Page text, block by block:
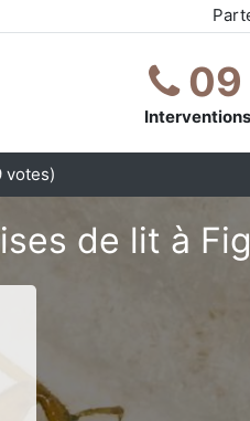
09
votes)
de lit à